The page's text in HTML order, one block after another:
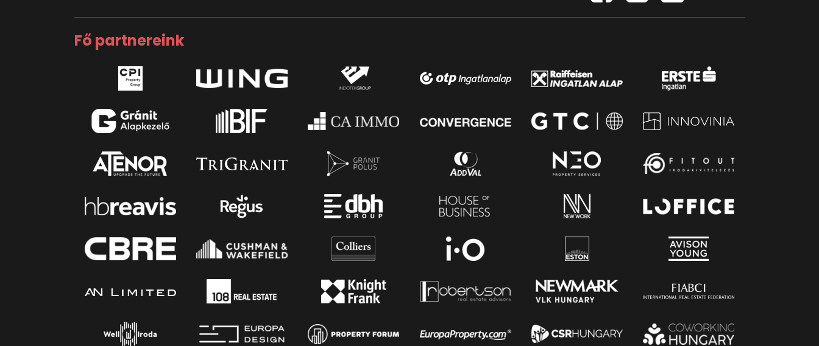
Fő partnereink